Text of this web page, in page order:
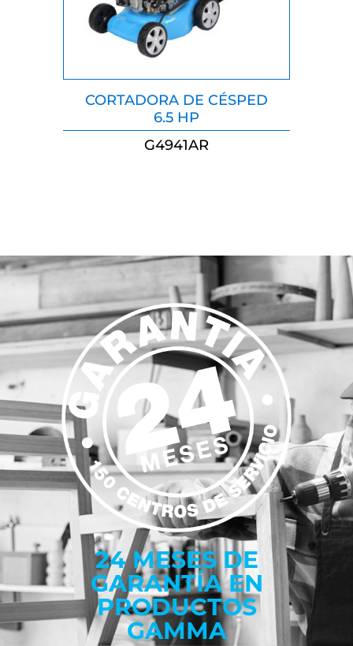
CORTADORA DE CÉSPED
6.5 HP
G4941AR
24 MESES DE
GARANTÍA EN
PRODUCTOS
GAMMA